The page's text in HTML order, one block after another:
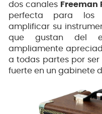
dos canales Freeman
perfecta para los
amplificar su
que gustan del
ampliamente
a todas partes por
fuerte en un gabinete